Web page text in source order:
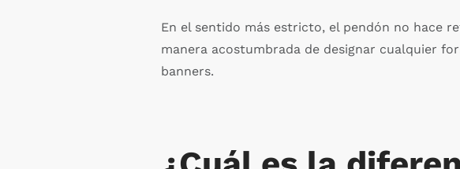
En el sentido más estricto, el pendón no hace
manera acostumbrada de designar cualquier
banners.